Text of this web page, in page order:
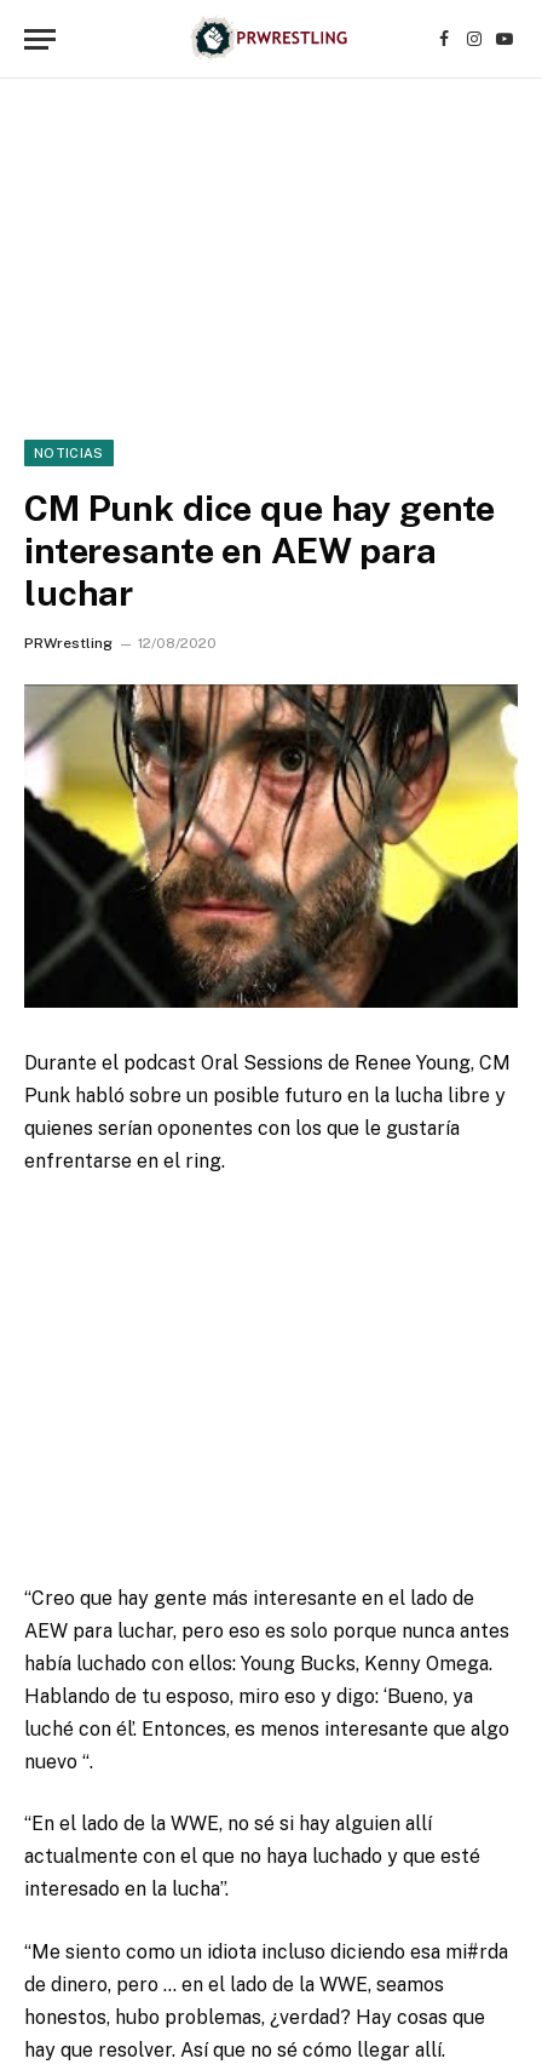
Facebook
NOTICIAS
CM Punk dice que hay gente
interesante en AEW para
luchar
PRWrestling 12/08/2020
Durante el podcast Oral Sessions de Renee Young, CM
Punk habló sobre un posible futuro en la lucha libre y
quienes serían oponentes con los que le gustaría
enfrentarse en el ring.
“Creo que hay gente más interesante en el lado de
AEW para luchar, pero eso es solo porque nunca antes
había luchado con ellos: Young Bucks, Kenny Omega.
Hablando de tu esposo, miro eso y digo: ‘Bueno, ya
luché con él’. Entonces, es menos interesante que algo
nuevo “.
“En el lado de la WWE, no sé si hay alguien allí
actualmente con el que no haya luchado y que esté
interesado en la lucha”.
“Me siento como un idiota incluso diciendo esa mi#rda
de dinero, pero … en el lado de la WWE, seamos
honestos, hubo problemas, ¿verdad? Hay cosas que
hay que resolver. Así que no sé cómo llegar allí.